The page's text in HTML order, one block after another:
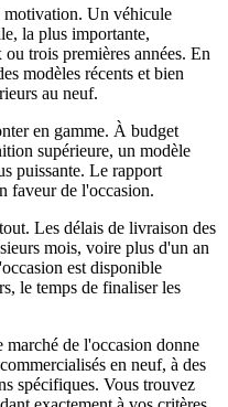
motivation. Un véhicule
la plus importante,
trois premières années. En
modèles récents et bien
au neuf.
en gamme. À budget
supérieure, un modèle
puissante. Le rapport
faveur de l'occasion.
Les délais de livraison des
mois, voire plus d'un an
est disponible
le temps de finaliser les
de l'occasion donne
en neuf, à des
spécifiques. Vous trouvez